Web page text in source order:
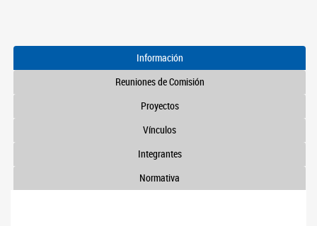
Información
Reuniones de Comisión
Proyectos
Vínculos
Integrantes
Normativa